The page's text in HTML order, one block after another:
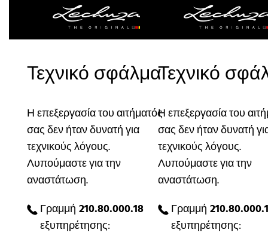
Τεχνικό σφάλμα
Η επεξεργασία του αιτήματός
σας δεν ήταν δυνατή για
τεχνικούς λόγους.
Λυπούμαστε για την
αναστάτωση.
Γραμμή
εξυπηρέτησης:
210.80.000.18
Τεχνικό
Η επεξεργασία του
σας δεν ήταν δυνατή
τεχνικούς λόγους.
Λυπούμαστε για την
αναστάτωση.
Γραμμή
εξυπηρέτησης: